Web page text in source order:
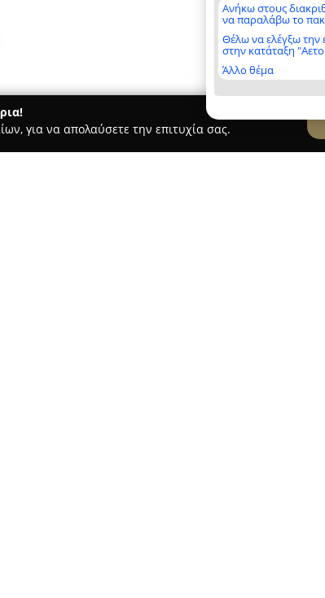
Ανήκω στους
να παραλάβω το
Θέλω να ελέγξω την
στην κατάταξη
Άλλο θέμα
για να απολαύσετε την επιτυχία σας.